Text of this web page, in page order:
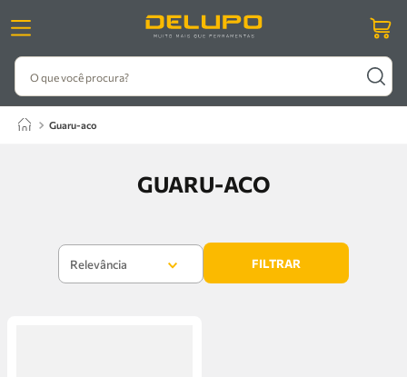
O que você procura?
guaru-aco
GUARU-ACO
Relevância FILTRAR